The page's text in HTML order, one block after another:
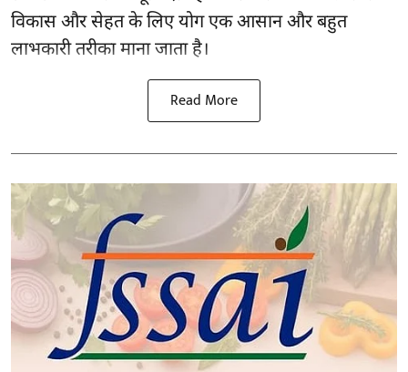
विकास और सेहत के लिए योग एक आसान और बहुत
लाभकारी तरीका माना जाता है।
Read More